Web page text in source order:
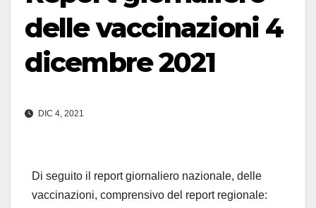
delle vaccinazioni 4
dicembre 2021
DIC 4, 2021
Di seguito il report giornaliero nazionale, delle
vaccinazioni, comprensivo del report regionale: